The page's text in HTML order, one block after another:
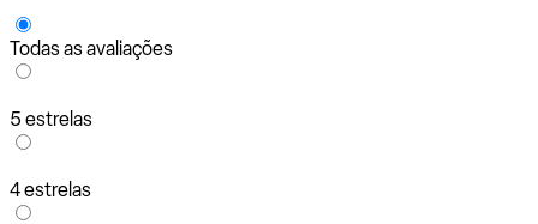
Todas as avaliações
5 estrelas
4 estrelas